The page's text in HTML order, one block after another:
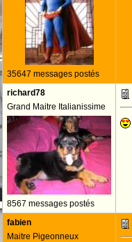
35647 messages postés
richard78
Grand Maitre Italianissime
8567 messages postés
fabien
Maitre Pigeonneux